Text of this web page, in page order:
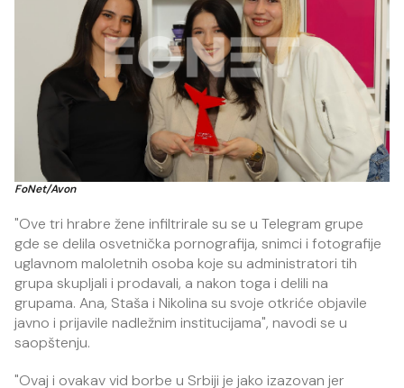
FoNet/Avon
"Ove tri hrabre žene infiltrirale su se u Telegram grupe
gde se delila osvetnička pornografija, snimci i fotografije
uglavnom maloletnih osoba koje su administratori tih
grupa skupljali i prodavali, a nakon toga i delili na
grupama. Ana, Staša i Nikolina su svoje otkriće objavile
javno i prijavile nadležnim institucijama", navodi se u
saopštenju.
"Ovaj i ovakav vid borbe u Srbiji je jako izazovan jer